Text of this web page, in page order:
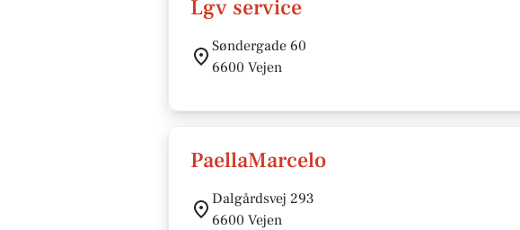
Lgv service
Søndergade 60
6600 Vejen
PaellaMarcelo
Dalgårdsvej 293
6600 Vejen